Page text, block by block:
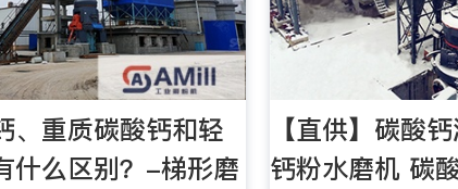
、重质碳酸钙和轻
什么区别？-梯形磨
【直供】碳酸
钙粉水磨机 碳